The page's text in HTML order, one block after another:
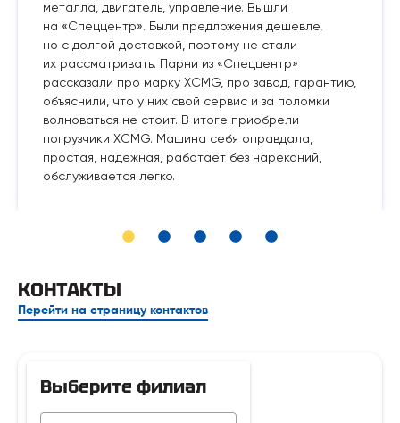
металла, двигатель, управление. Вышли
на «Спеццентр». Были предложения дешевле,
но с долгой доставкой, поэтому не стали
их рассматривать. Парни из «Спеццентр»
рассказали про марку XCMG, про завод, гарантию,
объяснили, что у них свой сервис и за поломки
волноваться не стоит. В итоге приобрели
погрузчики XCMG. Машина себя оправдала,
простая, надежная, работает без нареканий,
обслуживается легко.
КОНТАКТЫ
Перейти на страницу контактов
Выберите филиал